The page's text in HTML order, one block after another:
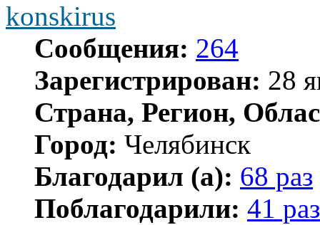
konskirus
Сообщения: 264
Зарегистрирован: 28
Страна, Регион,
Город: Челябинск
Благодарил (а): 68 раз
Поблагодарили: 41 раз